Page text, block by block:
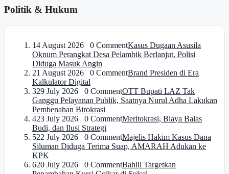
Politik & Hukum
14 August 2026 0 CommentKasus Dugaan Asusila
Oknum Perangkat Desa Pelambik Berlanjut, Polisi
Diduga Masuk Angin
21 August 2026 0 CommentBrand Presiden di Era
Kalkulator Digital
329 July 2026 0 CommentOTT Bupati LAZ Tak
Ganggu Pelayanan Publik, Saatnya Nurul Adha Lakukan
Pembenahan Birokrasi
423 July 2026 0 CommentMeritokrasi, Biaya Balas
Budi, dan Ilusi Strategi
522 July 2026 0 CommentMajelis Hakim Kasus Dana
Siluman Diduga Terima Suap, AMARAH Adukan ke
KPK
620 July 2026 0 CommentBahlil Targetkan